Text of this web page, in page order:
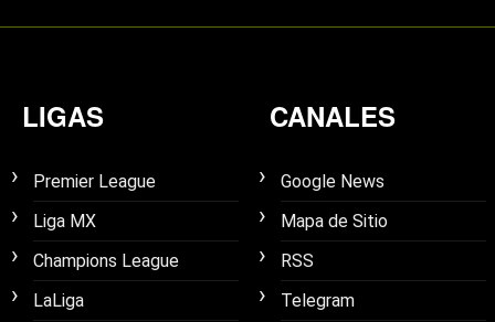
LIGAS
Premier League
Liga MX
Champions League
LaLiga
CANALES
Google News
Mapa de Sitio
RSS
Telegram